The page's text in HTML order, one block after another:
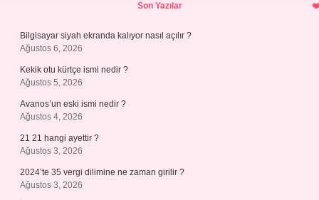
Son Yazılar
Bilgisayar siyah ekranda kalıyor nasıl açılır ?
Ağustos 6, 2026
Kekik otu kürtçe ismi nedir ?
Ağustos 5, 2026
Avanos’un eski ismi nedir ?
Ağustos 4, 2026
21 21 hangi ayettir ?
Ağustos 3, 2026
2024’te 35 vergi dilimine ne zaman girilir ?
Ağustos 3, 2026